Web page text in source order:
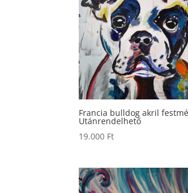
Francia bulldog akril
Utánrendelhető
19.000 Ft